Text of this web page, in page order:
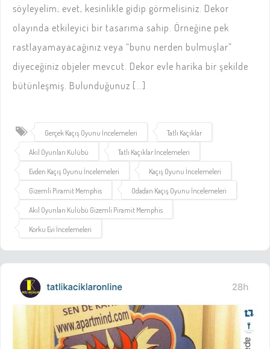
söyleyelim; evet, kesinlikle gidip görmelisiniz. Dekor
olayında etkileyici bir tasarıma sahip. Örneğine pek
rastlayamayacağınız veya “bunu nerden bulmuşlar”
diyeceğiniz objeler mevcut. Dekor evle harika bir şekilde
bütünleşmiş. Bulunduğunuz […]
Gerçek Kaçış Oyunu İncelemeleri Tatlı Kaçıklar
Akıl Oyunları Kulübü Tatlı Kaçıklar İncelemeleri
Evden Kaçış Oyunu İncelemeleri Kaçış Oyunu İncelemeleri
Gizemli Piramit Memphis Odadan Kaçış Oyunu İncelemeleri
Akıl Oyunları Kulübü Gizemli Piramit Memphis
Korku Evi İncelemeleri